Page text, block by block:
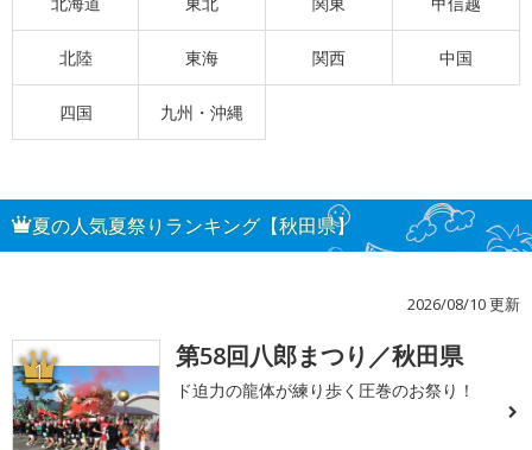
北陸 東海 関西 中国
四国 九州・沖縄
夏の人気夏祭りランキング【秋田県】
2026/08/10 更新
1 第58回八郎まつり／秋田県
ド迫力の龍体が練り歩く圧巻のお祭り！